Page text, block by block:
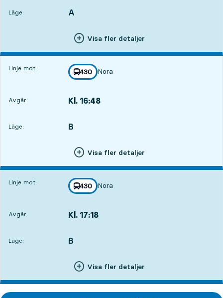
Läge:
LÄGE, A
,
Visa fler detaljer
Linje mot: linje
430
mot
Nora
,
Avgår: Kl. 16:48
Läge:
LÄGE, B
,
Visa fler detaljer
Linje mot: linje
430
mot
Nora
,
Avgår: Kl. 17:18
Läge:
LÄGE, B
,
Visa fler detaljer